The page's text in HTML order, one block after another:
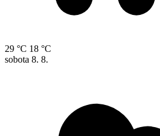
29 °C 18 °C
sobota 8. 8.